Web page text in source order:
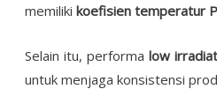
memilikikoefisien temperatur
Selain itu, performalow
untuk menjaga konsistensi